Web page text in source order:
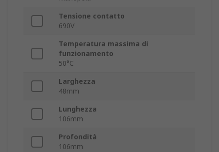
Tensione contatto
690V
Temperatura massima di
funzionamento
50°C
Larghezza
48mm
Lunghezza
106mm
Profondità
106mm